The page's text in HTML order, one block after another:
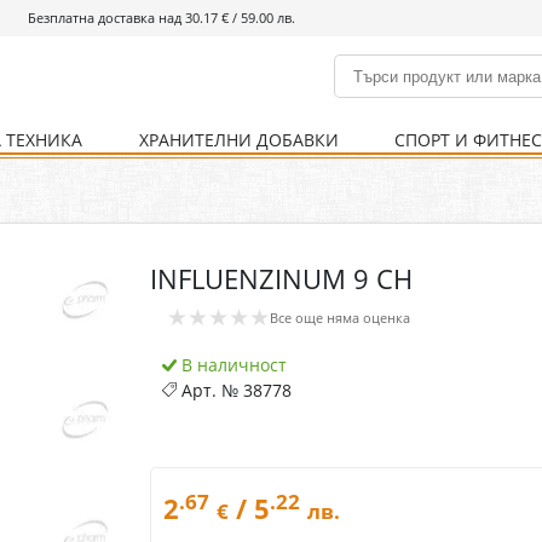
Безплатна доставка над 30.17 € / 59.00 лв.
Кости и стави Нервна система
Храносмилателна
Хомеопатия
ХРАНИТЕЛНИ ДОБАВКИ СПОРТ И ФИТНЕС
INFLUENZINUM 9 CH
★★★★★ Все още няма оценка
В наличност
Арт. №38778
2.67 € / 5.22 лв.